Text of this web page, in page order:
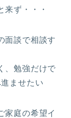
来ず・・・
面談で相談す
、勉強だけで
ませたい
家庭の希望イ